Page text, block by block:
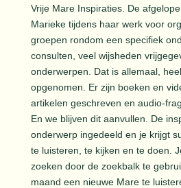
Vrije Mare Inspiraties. De
Marieke tijdens haar werk voor
groepen rondom een specifiek
consulten, veel wijsheden
onderwerpen. Dat is allemaal,
opgenomen. Er zijn boeken en
artikelen geschreven en audio-
En we blijven dit aanvullen. De
onderwerp ingedeeld en je krijgt
te luisteren, te kijken en te doen.
zoeken door de zoekbalk te
maand een nieuwe Mare te